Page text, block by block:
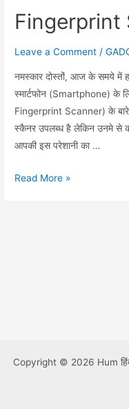
Fingerprint
Leave a Comment /
नमस्कार दोस्तों, आज के समये में
स्मार्टफोन (Smartphone) के
Fingerprint Scanner) के बारे
स्कैनर उपलब्ध है लेकिन उनमे से
आपकी इस परेशानी का …
Fingerprint
Read More »
Copyright © 2026 Hum